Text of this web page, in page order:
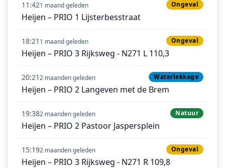
11:421 maand geleden Ongeval
Heijen – PRIO 1 Lijsterbesstraat
18:21 1 maand geleden Ongeval
Heijen – PRIO 3 Rijksweg - N271 L 110,3
20:212 maanden geleden Waterlekkage
Heijen – PRIO 2 Langeven met de Brem
19:382 maanden geleden Natuur
Heijen – PRIO 2 Pastoor Jaspersplein
15:192 maanden geleden Ongeval
Heijen – PRIO 3 Rijksweg - N271 R 109,8